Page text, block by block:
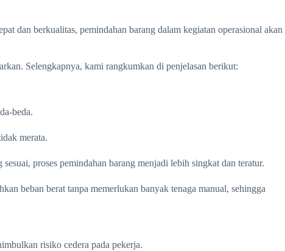
dan berkualitas, pemindahan barang dalam kegiatan operasional akan
Selengkapnya, kami rangkumkan di penjelasan berikut:
beda.
merata.
proses pemindahan barang menjadi lebih singkat dan teratur.
beban berat tanpa memerlukan banyak tenaga manual, sehingga
risiko cedera pada pekerja.